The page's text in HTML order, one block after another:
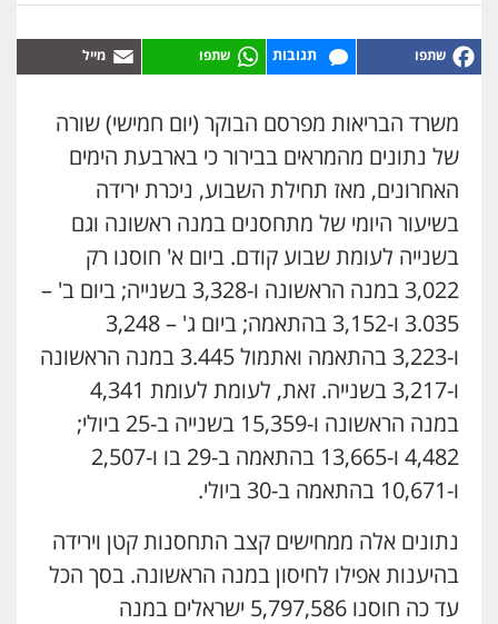
תגובות
משרד הבריאות מפרסם הבוקר (יום חמישי) שורה
של נתונים מהמראים בבירור כי בארבעת הימים
האחרונים, מאז תחילת השבוע, ניכרת ירידה
בשיעור היומי של מתחסנים במנה ראשונה וגם
בשנייה לעומת שבוע קודם. ביום א' חוסנו רק
3,022 במנה הראשונה ו-3,328 בשנייה; ביום ב' –
3.035 ו-3,152 בהתאמה; ביום ג' – 3,248
ו-3,223 בהתאמה ואתמול 3.445 במנה הראשונה
ו-3,217 בשנייה. זאת, לעומת לעומת 4,341
במנה הראשונה ו-15,359 בשנייה ב-25 ביולי;
4,482 ו-13,665 בהתאמה ב-29 בו ו-2,507
ו-10,671 בהתאמה ב-30 ביולי.
נתונים אלה ממחישים קצב התחסנות קטן וירידה
בהיענות אפילו לחיסון במנה הראשונה. בסך הכל
עד כה חוסנו 5,797,586 ישראלים במנה